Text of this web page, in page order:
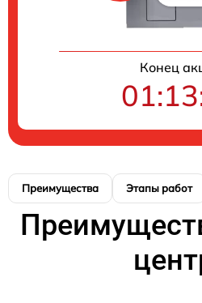
Конец
Преимущества Этапы работ